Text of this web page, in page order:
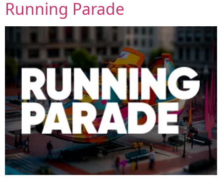
Running Parade